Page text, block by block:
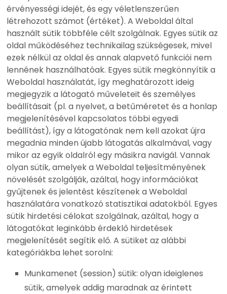
érvényességi idejét, és egy véletlenszerűen
létrehozott számot (értéket). A Weboldal által
használt sütik többféle célt szolgálnak. Egyes sütik az
oldal működéséhez technikailag szükségesek, mivel
ezek nélkül az oldal és annak alapvető funkciói nem
lennének használhatóak. Egyes sütik megkönnyítik a
Weboldal használatát, így meghatározott ideig
megjegyzik a látogató műveleteit és személyes
beállításait (pl. a nyelvet, a betűméretet és a honlap
megjelenítésével kapcsolatos többi egyedi
beállítást), így a látogatónak nem kell azokat újra
megadnia minden újabb látogatás alkalmával, vagy
mikor az egyik oldalról egy másikra navigál. Vannak
olyan sütik, amelyek a Weboldal teljesítményének
növelését szolgálják, azáltal, hogy információkat
gyűjtenek és jelentést készítenek a Weboldal
használatára vonatkozó statisztikai adatokból. Egyes
sütik hirdetési célokat szolgálnak, azáltal, hogy a
látogatókat leginkább érdeklő hirdetések
megjelenítését segítik elő. A sütiket az alábbi
kategóriákba lehet sorolni:
Munkamenet (session) sütik: olyan ideiglenes
sütik, amelyek addig maradnak az érintett